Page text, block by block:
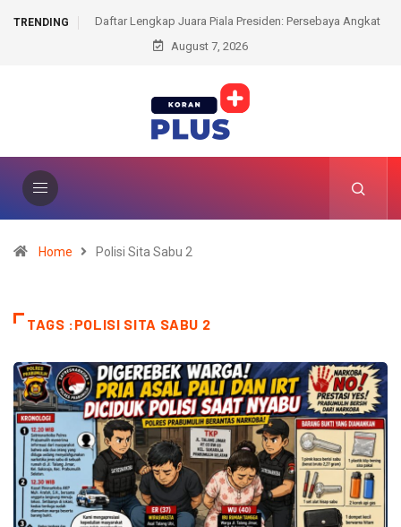
TRENDING
Lengkap Juara Piala Presiden: Persebaya Angkat
Trofi Perdana, Arema FC Kokoh Tak Terkejar
Duta Ring Abdullah
August 7, 2026
Home Polisi Sita Sabu 2
TAGS :POLISI SITA SABU 2